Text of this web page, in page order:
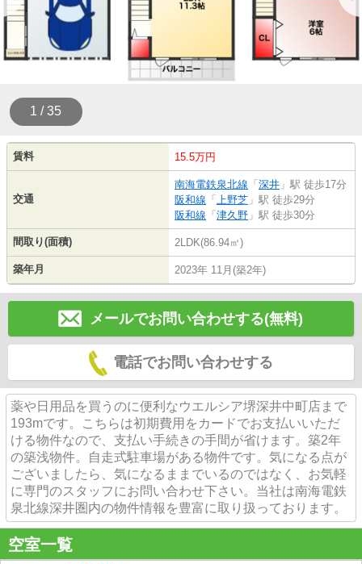
1 / 35
賃料 15.5万円
交通
南海電鉄泉北線 「 深井 」駅 徒歩17分
阪和線 「 上野芝 」駅 徒歩29分
阪和線 「 津久野 」駅 徒歩30分
間取り(面積) 2LDK(86.94㎡)
築年月 2023年 11月(築2年)
メールでお問い合わせする(無料)
電話でお問い合わせする
薬や日用品を買うのに便利なウエルシア堺深井中町店まで
193mです。こちらは初期費用をカードでお支払いいただ
ける物件なので、支払い手続きの手間が省けます。築2年
の築浅物件。自走式駐車場がある物件です。気になる点が
ございましたら、気になるままでいるのではなく、お気軽
に専門のスタッフにお問い合わせ下さい。当社は南海電鉄
泉北線深井圏内の物件情報を豊富に取り扱っております。
空室一覧